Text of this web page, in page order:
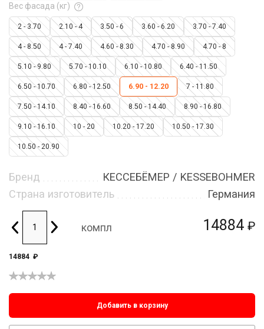
14884 ₽
Вес фасада (кг)
2 - 3.70 2.10 - 4 3.50 - 6 3.60 - 6.20 3.70 - 7.40
4 - 8.50 4 - 7.40 4.60 - 8.30 4.70 - 8.90 4.70 - 8
5.10 - 9.80 5.70 - 10.10 6.10 - 10.80 6.40 - 11.50
6.50 - 10.70 6.80 - 12.50 6.90 - 12.20 7 - 11.80
7.50 - 14.10 8.40 - 16.60 8.50 - 14.40 8.90 - 16.80
9.10 - 16.10 10 - 20 10.20 - 17.20 10.50 - 17.30
10.50 - 20.90
Бренд
КЕССЕБЁМЕР / KESSEBOHMER
Страна изготовитель
Германия
компл
14884 ₽
Добавить в корзину